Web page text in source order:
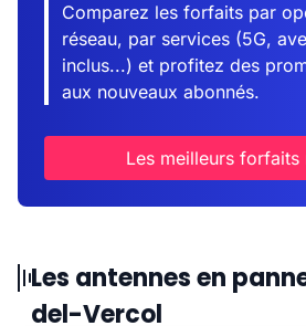
Comparez les forfaits par
réseau, par services (5G,
inclus...) et profitez des
aux nouveaux abonnés.
Les meilleurs forfaits
Les antennes en
del-Vercol